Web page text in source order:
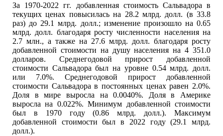
За 1970-2022 гг. добавленная стоимость Сальвадора в
текущих ценах повысилась на 28.2 млрд. долл. (в 33.8
раз) до 29.1 млрд. долл.; изменение произошло на 0.65
млрд. долл. благодаря росту численности населения на
2.7 млн., а также на 27.6 млрд. долл. благодаря росту
добавленной стоимости на душу населения на 4 351.0
долларов. Среднегодовой прирост добавленной
стоимости Сальвадора был на уровне 0.54 млрд. долл.
или 7.0%. Среднегодовой прирост добавленной
стоимости Сальвадора в постоянных ценах равен 2.0%.
Доля в мире выросла на 0.0040%. Доля в Америке
выросла на 0.022%. Минимум добавленной стоимости
был в 1970 году (0.86 млрд. долл.). Максимум
добавленной стоимости был в 2022 году (29.1 млрд.
долл.).